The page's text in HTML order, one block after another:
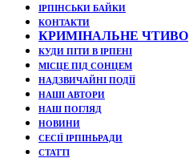
ІРПІНСЬКИ БАЙКИ
КОНТАКТИ
КРИМІНАЛЬНЕ ЧТИВО
КУДИ ПІТИ В ІРПЕНІ
МІСЦЕ ПІД СОНЦЕМ
НАДЗВИЧАЙНІ ПОДЇЇ
НАШІ АВТОРИ
НАШ ПОГЛЯД
НОВИНИ
СЕСІЇ ІРПІНЬРАДИ
СТАТТІ